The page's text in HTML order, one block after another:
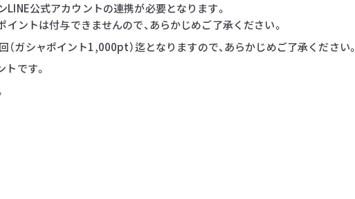
LINE公式アカウントの連携が必要となります。
ントは付与できませんので、あらかじめご了承ください。
ガシャポイント1,000pt）迄となりますので、あらかじめご了承ください。
です。